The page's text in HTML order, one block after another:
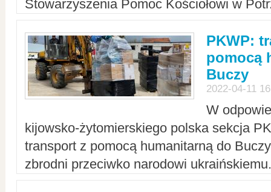
Stowarzyszenia Pomoc Kościołowi w
PKWP:
pomocą
Buczy
2022-04-11
W
kijowsko-żytomierskiego polska sekcja
transport z pomocą humanitarną do
zbrodni przeciwko narodowi